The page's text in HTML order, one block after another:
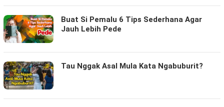
Buat Si Pemalu 6 Tips Sederhana Agar
Jauh Lebih Pede
Tau Nggak Asal Mula Kata Ngabuburit?